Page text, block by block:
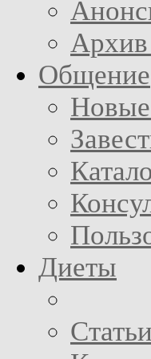
Архив
Общение
Диеты